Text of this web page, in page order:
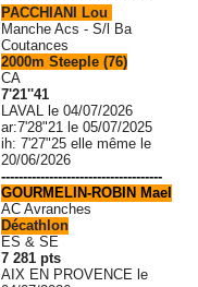
PACCHIANI Lou
Manche Acs - S/l Ba
Coutances
2000m Steeple (76)
CA
7'21''41
LAVAL le 04/07/2026
ar:7'28"21 le 05/07/2025
ih: 7'27"25 elle même le
20/06/2026
-------------------------------------
GOURMELIN-ROBIN Mael
AC Avranches
Décathlon
ES & SE
7 281 pts
AIX EN PROVENCE le